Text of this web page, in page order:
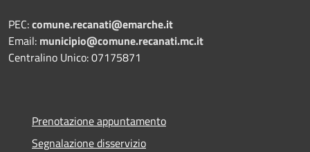
PEC:comune.recanati@emarche.it
Email: municipio@comune.recanati.mc.it
Centralino Unico: 07175871
Prenotazione appuntamento
Segnalazione disservizio